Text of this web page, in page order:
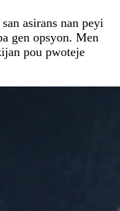
asirans nan peyi
gen opsyon. Men
pou pwoteje